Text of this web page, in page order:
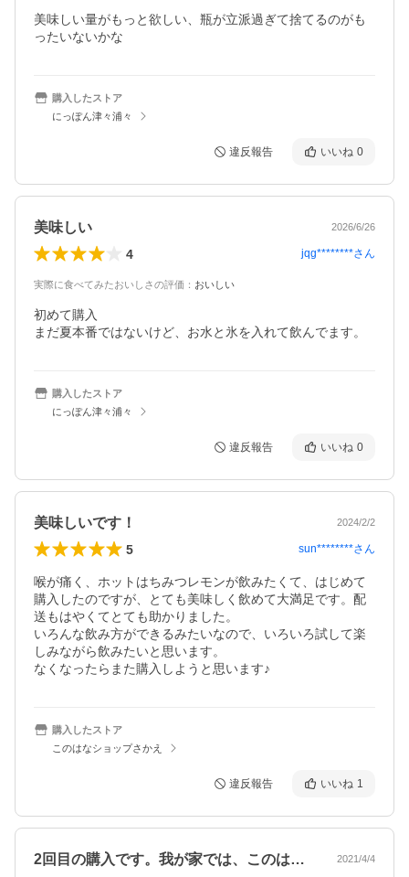
美味しい量がもっと欲しい、瓶が立派過ぎて捨てるのがも
ったいないかな
購入したストア
にっぽん津々浦々
違反報告 いいね 0
美味しい 2026/6/26
4 jqg********さん
実際に食べてみたおいしさの評価 ： おいしい
初めて購入
まだ夏本番ではないけど、お水と氷を入れて飲んでます。
購入したストア
にっぽん津々浦々
違反報告 いいね 0
美味しいです！ 2024/2/2
5 sun********さん
喉が痛く、ホットはちみつレモンが飲みたくて、はじめて
購入したのですが、とても美味しく飲めて大満足です。配
送もはやくてとても助かりました。
いろんな飲み方ができるみたいなので、いろいろ試して楽
しみながら飲みたいと思います。
なくなったらまた購入しようと思います♪
購入したストア
このはなショップさかえ
違反報告 いいね 1
2回目の購入です。我が家では、このはち… 2021/4/4